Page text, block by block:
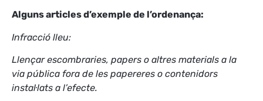
Alguns articles d’exemple de l’ordenança:
Infracció lleu:
Llençar escombraries, papers o altres materials a la
via pública fora de les papereres o contenidors
instal·lats a l’efecte.